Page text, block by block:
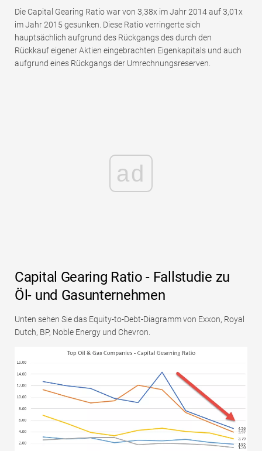
Die Capital Gearing Ratio war von 3,38x im Jahr 2014 auf 3,01x
im Jahr 2015 gesunken. Diese Ratio verringerte sich
hauptsächlich aufgrund des Rückgangs des durch den
Rückkauf eigener Aktien eingebrachten Eigenkapitals und auch
aufgrund eines Rückgangs der Umrechnungsreserven.
ad
Capital Gearing Ratio - Fallstudie zu
Öl- und Gasunternehmen
Unten sehen Sie das Equity-to-Debt-Diagramm von Exxon, Royal
Dutch, BP, Noble Energy und Chevron.